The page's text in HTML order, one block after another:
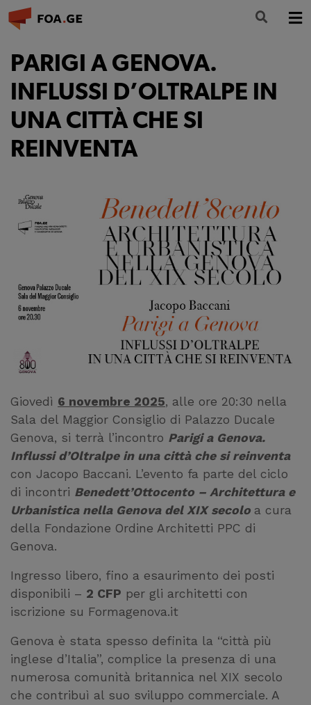
LA FONDAZIONE
FORMAZIONE
CULTURA
PARTECIPA
INFO E CONTATTI
PARIGI A GENOVA.
INFLUSSI D’OLTRALPE IN
UNA CITTÀ CHE SI
REINVENTA
Giovedì 6 novembre 2025, alle ore 20:30 nella
Sala del Maggior Consiglio di Palazzo Ducale
Genova, si terrà l’incontro Parigi a Genova.
Influssi d’Oltralpe in una città che si reinventa
con Jacopo Baccani. L’evento fa parte del ciclo
di incontri Benedett’Ottocento – Architettura e
Urbanistica nella Genova del XIX secolo a cura
della Fondazione Ordine Architetti PPC di
Genova.
Ingresso libero, fino a esaurimento dei posti
disponibili – 2 CFP per gli architetti con
iscrizione su Formagenova.it
Genova è stata spesso definita la “città più
inglese d’Italia”, complice la presenza di una
numerosa comunità britannica nel XIX secolo
che contribuì al suo sviluppo commerciale. A